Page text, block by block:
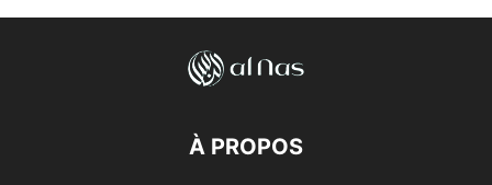
À PROPOS